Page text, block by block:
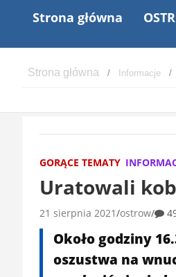
Strona główna
Informacje
GORĄCE TEMATY
Uratowali
21 sierpnia 2021 ostrow
Około godziny
oszustwa na